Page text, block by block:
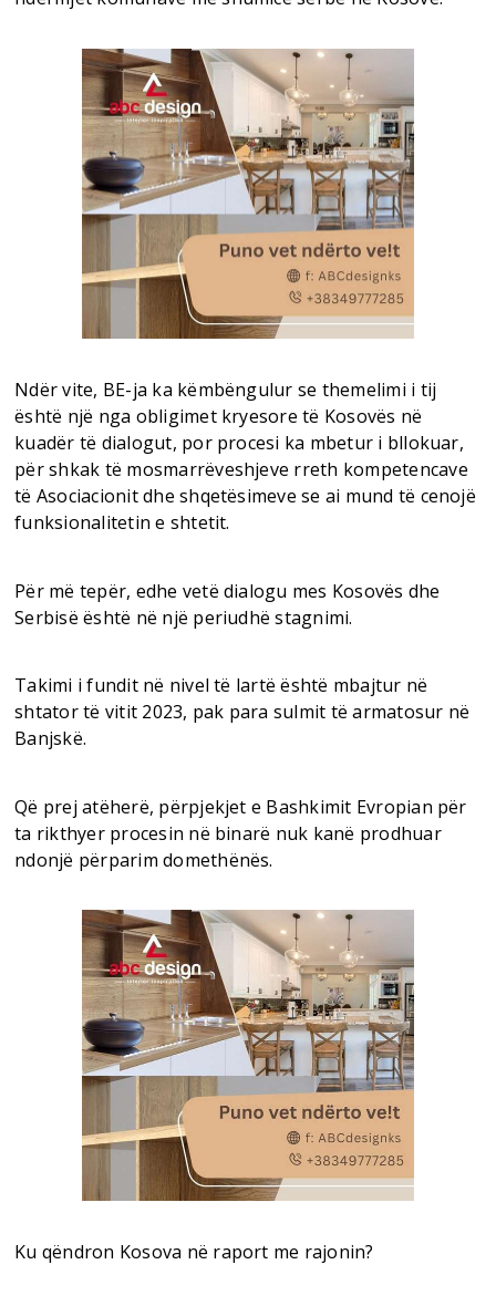
Ndër vite, BE-ja ka këmbëngulur se themelimi i tij
është një nga obligimet kryesore të Kosovës në
kuadër të dialogut, por procesi ka mbetur i bllokuar,
për shkak të mosmarrëveshjeve rreth kompetencave
të Asociacionit dhe shqetësimeve se ai mund të cenojë
funksionalitetin e shtetit.
Për më tepër, edhe vetë dialogu mes Kosovës dhe
Serbisë është në një periudhë stagnimi.
Takimi i fundit në nivel të lartë është mbajtur në
shtator të vitit 2023, pak para sulmit të armatosur në
Banjskë.
Që prej atëherë, përpjekjet e Bashkimit Evropian për
ta rikthyer procesin në binarë nuk kanë prodhuar
ndonjë përparim domethënës.
Ku qëndron Kosova në raport me rajonin?